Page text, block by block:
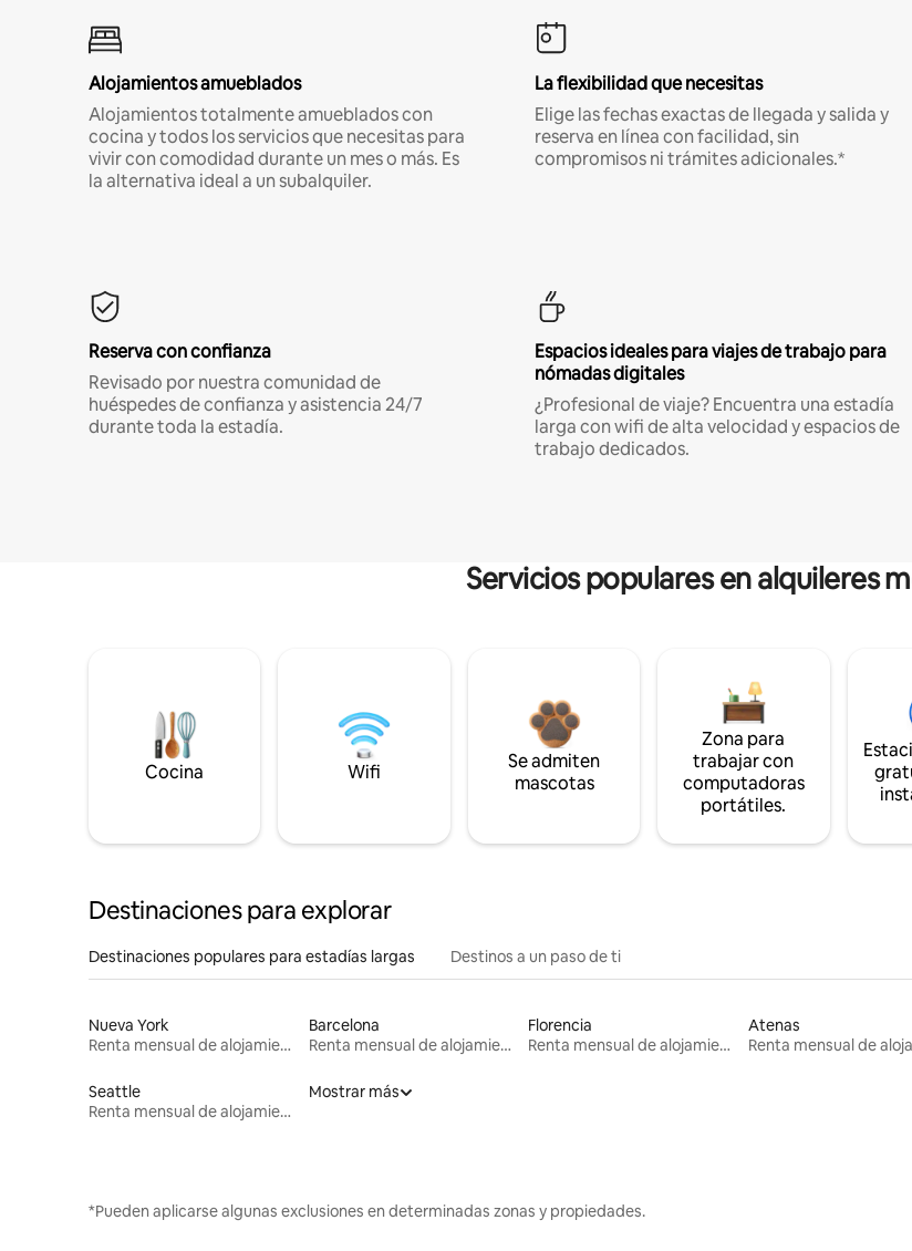
Alojamientos amueblados
Alojamientos totalmente amueblados con
cocina y todos los servicios que necesitas para
vivir con comodidad durante un mes o más. Es
la alternativa ideal a un subalquiler.
La flexibilidad que necesitas
Elige las fechas exactas de llegada y salida y
reserva en línea con facilidad, sin
compromisos ni trámites adicionales.*
Reserva con confianza
Revisado por nuestra comunidad de
huéspedes de confianza y asistencia 24/7
durante toda la estadía.
Espacios ideales para viajes de trabajo para
nómadas digitales
¿Profesional de viaje? Encuentra una estadía
larga con wifi de alta velocidad y espacios de
trabajo dedicados.
Servicios populares en alquileres
Cocina Wifi
Se admiten
mascotas
Zona para
trabajar con
computadoras
portátiles.
Destinaciones para explorar
Destinaciones populares para estadías largas Destinos a un paso de ti
Nueva York
Renta mensual de alojamientos
Barcelona
Renta mensual de alojamientos
Florencia
Renta mensual de alojamientos
Atenas
Seattle
Renta mensual de alojamientos
Mostrar más
*Pueden aplicarse algunas exclusiones en determinadas zonas y propiedades.